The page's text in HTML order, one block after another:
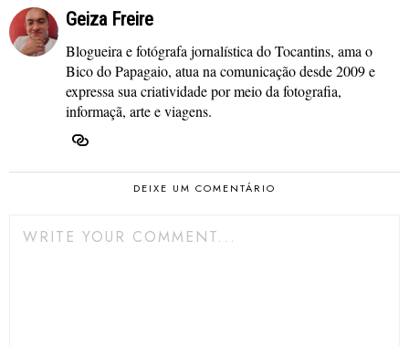
Geiza Freire
Blogueira e fotógrafa jornalística do Tocantins, ama o
Bico do Papagaio, atua na comunicação desde 2009 e
expressa sua criatividade por meio da fotografia,
informaçã, arte e viagens.
DEIXE UM COMENTÁRIO